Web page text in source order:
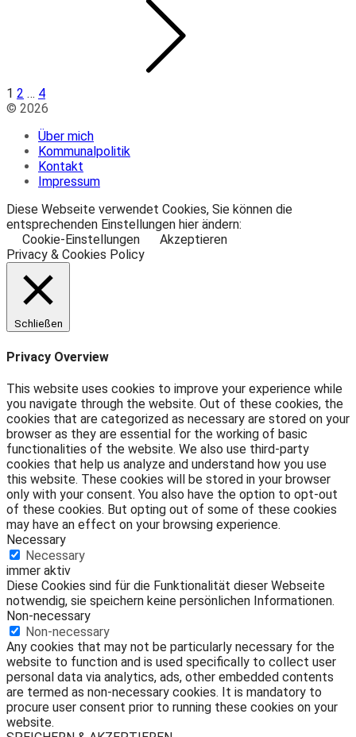
1 2 … 4
© 2026
Über mich
Kommunalpolitik
Kontakt
Impressum
Diese Webseite verwendet Cookies, Sie können die
entsprechenden Einstellungen hier ändern:
Cookie-Einstellungen
Akzeptieren
Privacy & Cookies Policy
Schließen
Privacy Overview
This website uses cookies to improve your experience while
you navigate through the website. Out of these cookies, the
cookies that are categorized as necessary are stored on your
browser as they are essential for the working of basic
functionalities of the website. We also use third-party
cookies that help us analyze and understand how you use
this website. These cookies will be stored in your browser
only with your consent. You also have the option to opt-out
of these cookies. But opting out of some of these cookies
may have an effect on your browsing experience.
Necessary
Necessary
immer aktiv
Diese Cookies sind für die Funktionalität dieser Webseite
notwendig, sie speichern keine persönlichen Informationen.
Non-necessary
Non-necessary
Any cookies that may not be particularly necessary for the
website to function and is used specifically to collect user
personal data via analytics, ads, other embedded contents
are termed as non-necessary cookies. It is mandatory to
procure user consent prior to running these cookies on your
website.